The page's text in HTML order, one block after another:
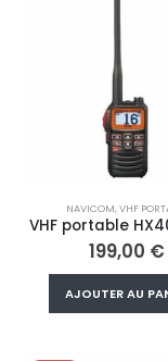
NAVICOM,VHF
199,00 €
AJOUTER AU